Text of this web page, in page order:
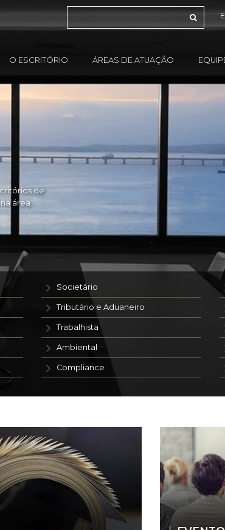
O ESCRITÓRIO ÁREAS DE ATUAÇÃO
de
área.
Societário
Tributário e Aduaneiro
Trabalhista
Ambiental
Compliance